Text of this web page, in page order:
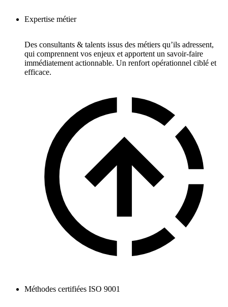
Expertise métier
Des consultants & talents issus des métiers qu’ils adressent,
qui comprennent vos enjeux et apportent un savoir-faire
immédiatement actionnable. Un renfort opérationnel ciblé et
efficace.
Méthodes certifiées ISO 9001